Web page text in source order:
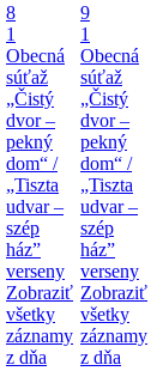
8
1
Obecná
súťaž
„Čistý
dvor –
pekný
dom“ /
„Tiszta
udvar –
szép
ház”
verseny
Zobraziť
všetky
záznamy
z dňa
9
1
Obecná
súťaž
„Čistý
dvor –
pekný
dom“ /
„Tiszta
udvar –
szép
ház”
verseny
Zobraziť
všetky
záznamy
z dňa